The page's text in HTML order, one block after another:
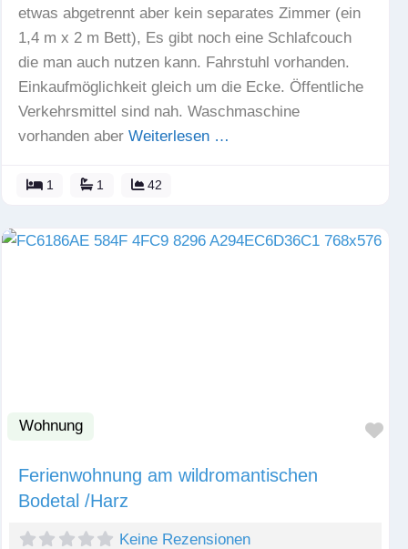
etwas abgetrennt aber kein separates Zimmer (ein
1,4 m x 2 m Bett), Es gibt noch eine Schlafcouch
die man auch nutzen kann. Fahrstuhl vorhanden.
Einkaufmöglichkeit gleich um die Ecke. Öffentliche
Verkehrsmittel sind nah. Waschmaschine
vorhanden aber Weiterlesen …
1 1 42
Wohnung
Ferienwohnung am wildromantischen
Bodetal /Harz
Keine Rezensionen